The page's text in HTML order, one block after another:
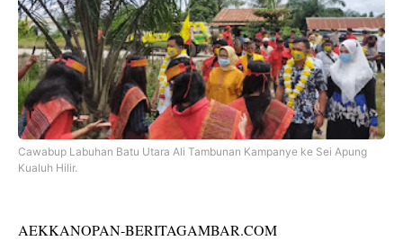
Cawabup Labuhan Batu Utara Ali Tambunan Kampanye ke Sei Apung
Kualuh Hilir.
AEKKANOPAN-BERITAGAMBAR.COM